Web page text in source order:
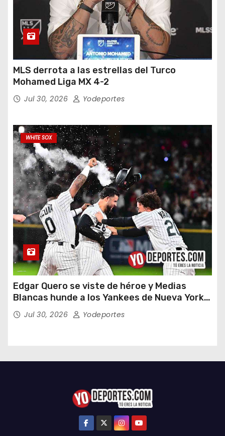
MLS derrota a las estrellas del Turco
Mohamed Liga MX 4-2
Jul 30, 2026 Yodeportes
WHITE SOX
Edgar Quero se viste de héroe y Medias
Blancas hunde a los Yankees de Nueva York
en doce entradas
Jul 30, 2026 Yodeportes